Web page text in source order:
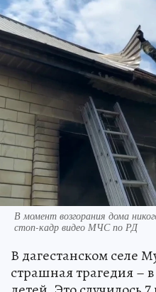
В момент возгорания дома
стоп-кадр видео МЧС по РД
В дагестанском селе
страшная трагедия –